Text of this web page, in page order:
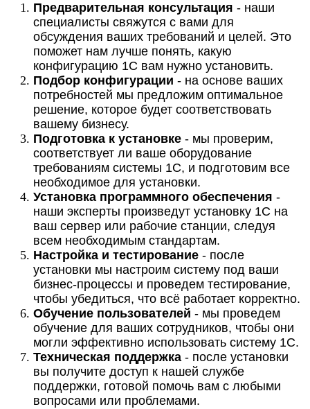
Предварительная консультация - наши
специалисты свяжутся с вами для
обсуждения ваших требований и целей. Это
поможет нам лучше понять, какую
конфигурацию 1С вам нужно установить.
Подбор конфигурации - на основе ваших
потребностей мы предложим оптимальное
решение, которое будет соответствовать
вашему бизнесу.
Подготовка к установке - мы проверим,
соответствует ли ваше оборудование
требованиям системы 1С, и подготовим все
необходимое для установки.
Установка программного обеспечения -
наши эксперты произведут установку 1С на
ваш сервер или рабочие станции, следуя
всем необходимым стандартам.
Настройка и тестирование - после
установки мы настроим систему под ваши
бизнес-процессы и проведем тестирование,
чтобы убедиться, что всё работает корректно.
Обучение пользователей - мы проведем
обучение для ваших сотрудников, чтобы они
могли эффективно использовать систему 1С.
Техническая поддержка - после установки
вы получите доступ к нашей службе
поддержки, готовой помочь вам с любыми
вопросами или проблемами.